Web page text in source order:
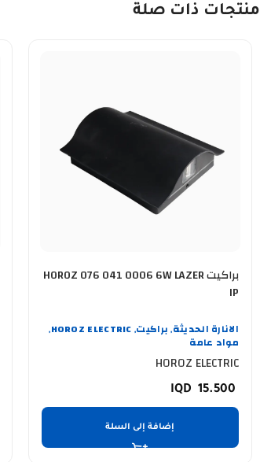
منتجات ذات صلة
براكيت HOROZ 076 041 0006 6W LAZER
IP
الانارة الحديثة, براكيت,
HOROZ ELECTRIC
,
مواد عامة
HOROZ ELECTRIC
15.500
إضافة إلى السلة